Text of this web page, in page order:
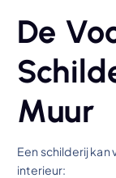
De
Muur
Een schilderij
interieur: